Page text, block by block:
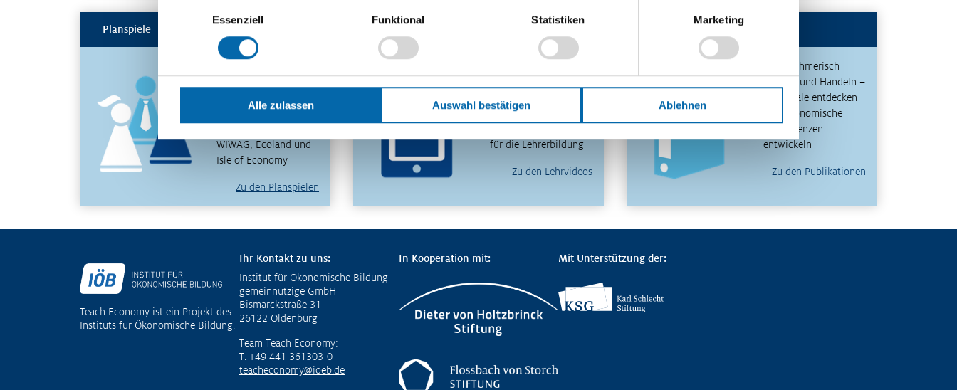
Essenziell
Funktional Statistiken Marketing
Ablehnen
Auswahl bestätigen
Alle zulassen
Planspiele
erfahren und verstehen
WIWAG, Ecoland und
Isle of Economy
Zu den Planspielen
Sie unser
für die Lehrerbildung
Zu den Lehrvideos
Unternehmerisch
Denken und Handeln –
Potenziale entdecken
und ökonomische
Kompetenzen
entwickeln
Zu den Publikationen
Fußzeile
Teach Economy ist ein Projekt des
Instituts für Ökonomische Bildung.
Ihr Kontakt zu uns:
Institut für Ökonomische Bildung
gemeinnützige GmbH
Bismarckstraße 31
26122 Oldenburg
Team Teach Economy:
T. +49 441 361303-0
teacheconomy@ioeb.de
In Kooperation mit: Mit Unterstützung der: